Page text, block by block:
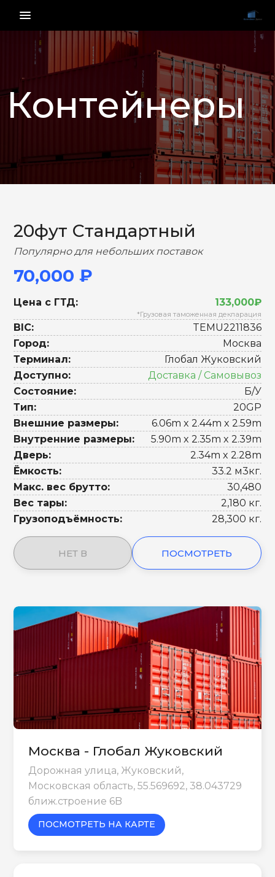
menu_vert
Контейнеры
НАЗАД ВПЕРЕД
20фут Стандартный
Популярно для небольших поставок
70,000 ₽
Цена с ГТД: 133,000₽
*Грузовая таможенная декларация
BIC:
TEMU2211836
Город:
Москва
Терминал:
Глобал Жуковский
Доступно:
Доставка / Самовывоз
Состояние:
Б/У
Тип:
20GP
Внешние размеры:
6.06m x 2.44m x 2.59m
Внутренние размеры:
5.90m x 2.35m x 2.39m
Дверь:
2.34m x 2.28m
Ёмкость:
33.2 м3кг.
Макс. вес брутто:
30,480
Вес тары:
2,180 кг.
Грузоподъёмность:
28,300 кг.
НЕТ В ПОСМОТРЕТЬ
Москва - Глобал Жуковский
Дорожная улица, Жуковский,
Московская область, 55.569692, 38.043729
ближ.строение 6B
ПОСМОТРЕТЬ НА КАРТЕ